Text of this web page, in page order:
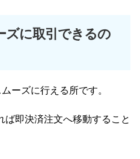
ズに取引できるの
ーズに行える所です。
ば即決済注文へ移動すること